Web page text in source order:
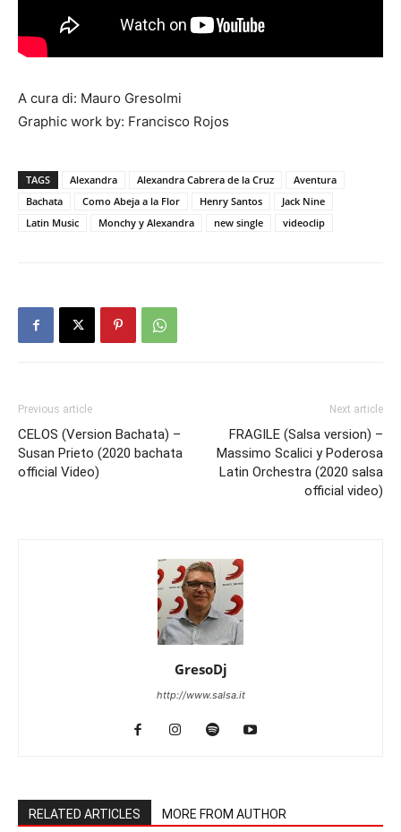
A cura di: Mauro Gresolmi
Graphic work by: Francisco Rojos
TAGS Alexandra Alexandra Cabrera de la Cruz
Aventura
Bachata
Como Abeja a la Flor Henry Santos
Jack Nine
Latin Music
Monchy y Alexandra new single videoclip
Previous article
CELOS (Version Bachata) –
Susan Prieto (2020 bachata
official Video)
Next article
FRAGILE (Salsa version) –
Massimo Scalici y Poderosa
Latin Orchestra (2020 salsa
official video)
GresoDj
http://www.salsa.it
RELATED ARTICLES MORE FROM AUTHOR